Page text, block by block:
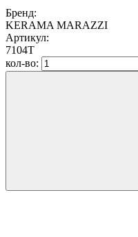
Бренд:
KERAMA MARAZZI
Артикул:
7104T
кол-во: